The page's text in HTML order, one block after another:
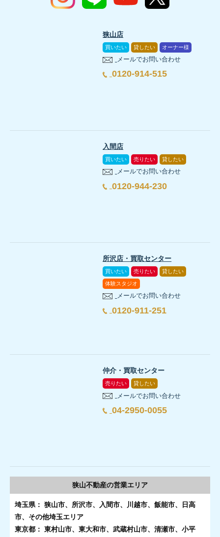
狭山店
買いたい 貸したい オーナー様
メールでお問い合わせ
0120-914-515
入間店
買いたい 売りたい 貸したい
メールでお問い合わせ
0120-944-230
所沢店・買取センター
買いたい 売りたい 貸したい
体験スタジオ
メールでお問い合わせ
0120-911-251
仲介・買取センター
売りたい 貸したい
メールでお問い合わせ
04-2950-0055
狭山不動産の営業エリア
埼玉県： 狭山市、所沢市、入間市、川越市、飯能市、日高
市、その他埼玉エリア
東京都： 東村山市、東大和市、武蔵村山市、清瀬市、小平